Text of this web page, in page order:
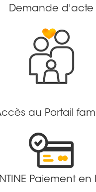
Demande d'acte
au Portail
Paiement en